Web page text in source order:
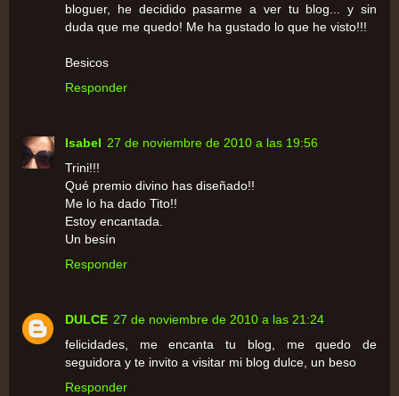
bloguer, he decidido pasarme a ver tu blog... y sin
duda que me quedo! Me ha gustado lo que he visto!!!
Besicos
Responder
Isabel 27 de noviembre de 2010 a las 19:56
Trini!!!
Qué premio divino has diseñado!!
Me lo ha dado Tito!!
Estoy encantada.
Un besín
Responder
DULCE 27 de noviembre de 2010 a las 21:24
felicidades, me encanta tu blog, me quedo de
seguidora y te invito a visitar mi blog dulce, un beso
Responder